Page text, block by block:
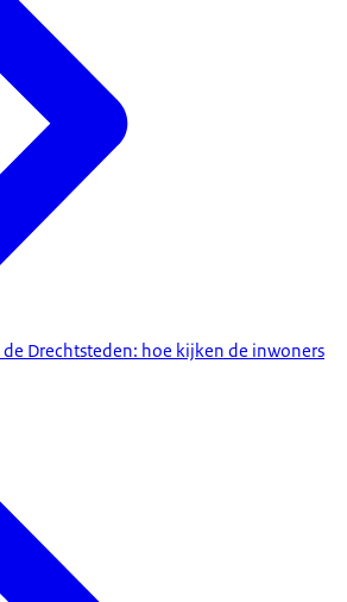
de Drechtsteden: hoe kijken de inwoners